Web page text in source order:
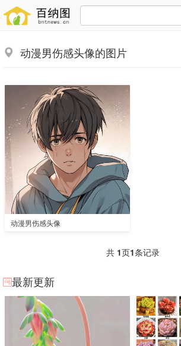
动漫男伤感头像的图片
动漫男伤感头像
共 1页1条记录
最新更新